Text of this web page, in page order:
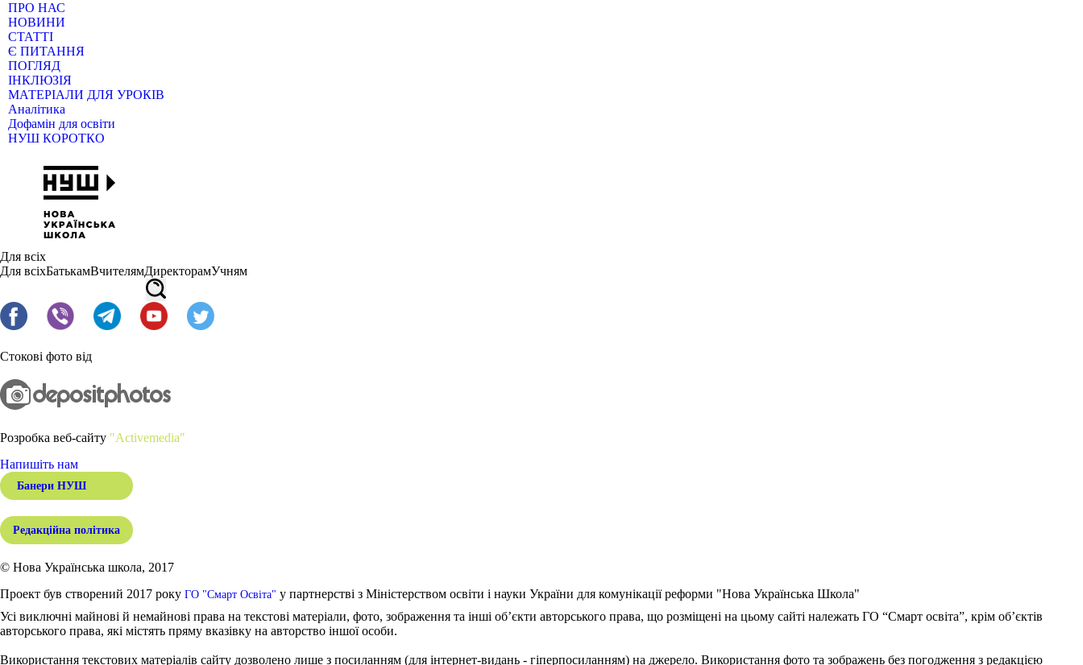
ПРО НАС
НОВИНИ
СТАТТІ
Є ПИТАННЯ
ПОГЛЯД
ІНКЛЮЗІЯ
МАТЕРІАЛИ ДЛЯ УРОКІВ
Аналітика
Дофамін для освіти
НУШ КОРОТКО
Для всіх
Для всіхБатькамВчителямДиректорамУчням
Стокові фото від
Розробка веб-сайту "Activemedia"
Напишіть нам
Банери НУШ
Редакційна політика
© Нова Українська школа, 2017
Проект був створений 2017 року ГО "Смарт Освіта" у партнерстві з Міністерством освіти і науки України для комунікації реформи "Нова Українська Школа"
Усі виключні майнові й немайнові права на текстові матеріали, фото, зображення та інші об’єкти авторського права, що розміщені на цьому сайті належать ГО “Смарт освіта”, крім об’єктів
авторського права, які містять пряму вказівку на авторство іншої особи.
Використання текстових матеріалів сайту дозволено лише з посиланням (для інтернет-видань - гіперпосиланням) на джерело. Використання фото та зображень без погодження з редакцією